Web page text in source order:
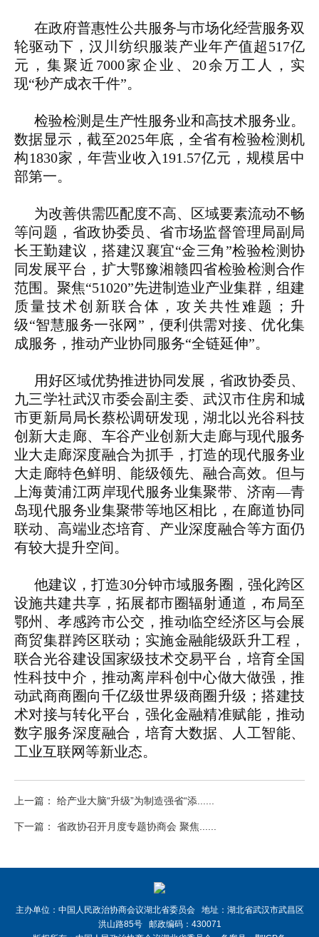
在政府普惠性公共服务与市场化经营服务双
轮驱动下，汉川纺织服装产业年产值超517亿
元，集聚近7000家企业、20余万工人，实
现“秒产成衣千件”。
检验检测是生产性服务业和高技术服务业。
数据显示，截至2025年底，全省有检验检测机
构1830家，年营业收入191.57亿元，规模居中
部第一。
为改善供需匹配度不高、区域要素流动不畅
等问题，省政协委员、省市场监督管理局副局
长王勤建议，搭建汉襄宜“金三角”检验检测协
同发展平台，扩大鄂豫湘赣四省检验检测合作
范围。聚焦“51020”先进制造业产业集群，组建
质量技术创新联合体，攻关共性难题；升
级“智慧服务一张网”，便利供需对接、优化集
成服务，推动产业协同服务“全链延伸”。
用好区域优势推进协同发展，省政协委员、
九三学社武汉市委会副主委、武汉市住房和城
市更新局局长蔡松调研发现，湖北以光谷科技
创新大走廊、车谷产业创新大走廊与现代服务
业大走廊深度融合为抓手，打造的现代服务业
大走廊特色鲜明、能级领先、融合高效。但与
上海黄浦江两岸现代服务业集聚带、济南—青
岛现代服务业集聚带等地区相比，在廊道协同
联动、高端业态培育、产业深度融合等方面仍
有较大提升空间。
他建议，打造30分钟市域服务圈，强化跨区
设施共建共享，拓展都市圈辐射通道，布局至
鄂州、孝感跨市公交，推动临空经济区与会展
商贸集群跨区联动；实施金融能级跃升工程，
联合光谷建设国家级技术交易平台，培育全国
性科技中介，推动离岸科创中心做大做强，推
动武商商圈向千亿级世界级商圈升级；搭建技
术对接与转化平台，强化金融精准赋能，推动
数字服务深度融合，培育大数据、人工智能、
工业互联网等新业态。
上一篇： 给产业大脑“升级”为制造强省“添......
下一篇： 省政协召开月度专题协商会 聚焦......
主办单位：中国人民政治协商会议湖北省委员会 地址：湖北省武汉市武昌区
洪山路85号 邮政编码：430071